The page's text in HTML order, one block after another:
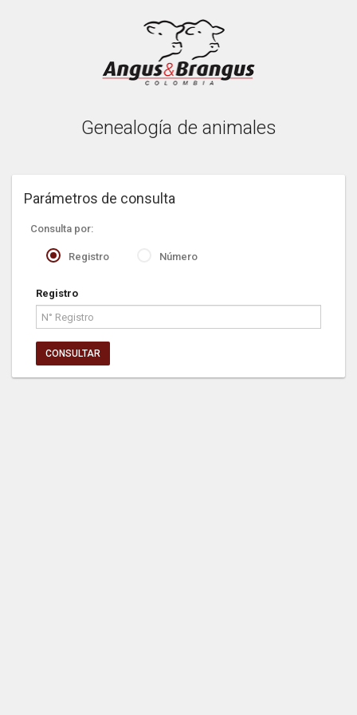
Genealogía de animales
Parámetros de consulta
Consulta por:
Registro Número
Registro